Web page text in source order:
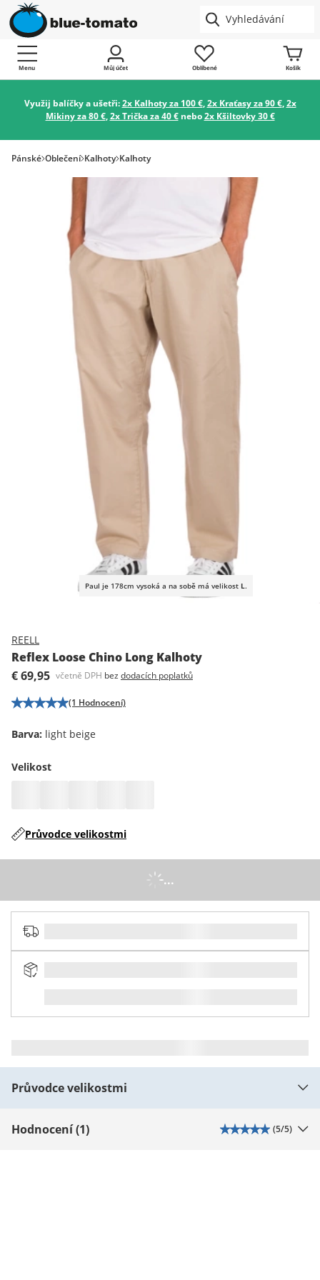
Menu Můj účet Oblíbené Košík
Využij balíčky a ušetři:2x Kalhoty za 100 €,2x Kraťasy za 90 €,2x
Mikiny za 80 €,2x Trička za 40 €nebo2x Kšiltovky 30 €
Pánské Oblečení Kalhoty Kalhoty
Paul je 178cm vysoká a na sobě má velikost L.
REELL
Reflex Loose Chino Long Kalhoty
€ 69,95 včetně DPH bez dodacích poplatků
(1 Hodnocení)
Barva: light beige
Velikost
Průvodce velikostmi
...
Průvodce velikostmi
Hodnocení (1) (5/5)